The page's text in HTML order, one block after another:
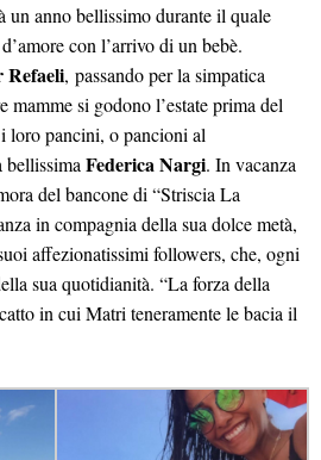
un anno bellissimo durante il quale
con l’arrivo di un bebè.
Refaeli, passando per la simpatica
mamme si godono l’estate prima del
loro pancini, o pancioni al
bellissima Federica Nargi. In vacanza
del bancone di “Striscia La
in compagnia della sua dolce metà,
affezionatissimi followers, che, ogni
sua quotidianità. “La forza della
in cui Matri teneramente le bacia il